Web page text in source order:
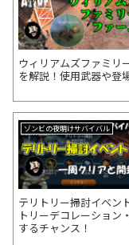
ウィリアムズファミリ
を解説！使用武器や登
ゾンビの夜明けサバイバル
テリトリー掃討イベン
トリーデコレーション
するチャンス！